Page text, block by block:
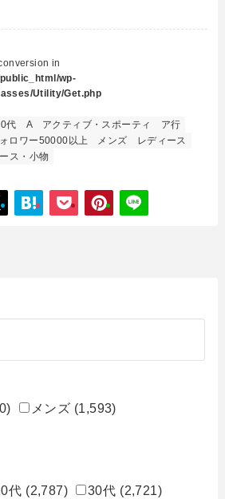
in
wp-
Utility/Get.php
代 A アクティブ・スポーティ
ア行
ロワー50000以上 メンズ
レディース
ス・小物
メンズ (1,593)
代 (2,787) 30代 (2,721)